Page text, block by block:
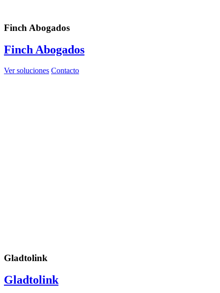
Finch Abogados
Finch Abogados
Ver soluciones Contacto
Gladtolink
Gladtolink